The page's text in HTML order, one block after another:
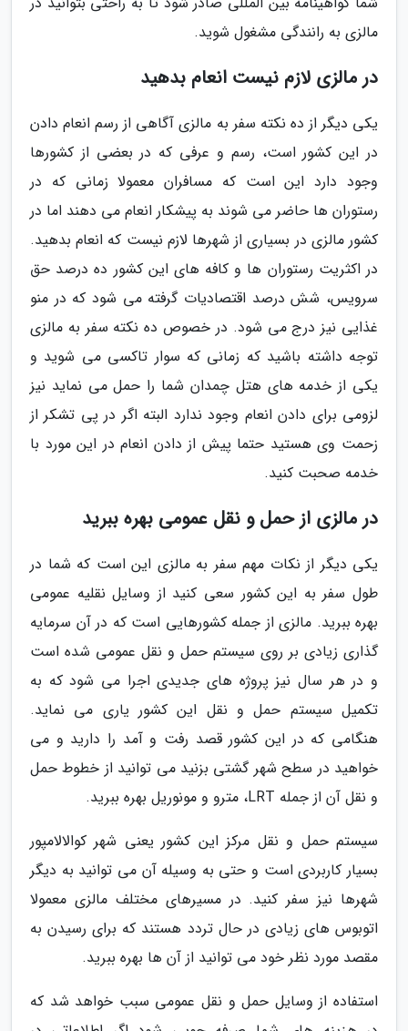
مالزی به رانندگی مشغول شوید.
در مالزی لازم نیست انعام بدهید
یکی دیگر از ده نکته سفر به مالزی آگاهی از رسم انعام دادن
در این کشور است، رسم و عرفی که در بعضی از کشورها
وجود دارد این است که مسافران معمولا زمانی که در
رستوران ها حاضر می شوند به پیشکار انعام می دهند اما در
کشور مالزی در بسیاری از شهرها لازم نیست که انعام بدهید.
در اکثریت رستوران ها و کافه های این کشور ده درصد حق
سرویس، شش درصد اقتصادیات گرفته می شود که در منو
غذایی نیز درج می شود. در خصوص ده نکته سفر به مالزی
توجه داشته باشید که زمانی که سوار تاکسی می شوید و
یکی از خدمه های هتل چمدان شما را حمل می نماید نیز
لزومی برای دادن انعام وجود ندارد البته اگر در پی تشکر از
زحمت وی هستید حتما پیش از دادن انعام در این مورد با
خدمه صحبت کنید.
در مالزی از حمل و نقل عمومی بهره ببرید
یکی دیگر از نکات مهم سفر به مالزی این است که شما در
طول سفر به این کشور سعی کنید از وسایل نقلیه عمومی
بهره ببرید. مالزی از جمله کشورهایی است که در آن سرمایه
گذاری زیادی بر روی سیستم حمل و نقل عمومی شده است
و در هر سال نیز پروژه های جدیدی اجرا می شود که به
تکمیل سیستم حمل و نقل این کشور یاری می نماید.
هنگامی که در این کشور قصد رفت و آمد را دارید و می
خواهید در سطح شهر گشتی بزنید می توانید از خطوط حمل
و نقل آن از جمله LRT، مترو و مونوریل بهره ببرید.
سیستم حمل و نقل مرکز این کشور یعنی شهر کوالالامپور
بسیار کاربردی است و حتی به وسیله آن می توانید به دیگر
شهرها نیز سفر کنید. در مسیرهای مختلف مالزی معمولا
اتوبوس های زیادی در حال تردد هستند که برای رسیدن به
مقصد مورد نظر خود می توانید از آن ها بهره ببرید.
استفاده از وسایل حمل و نقل عمومی سبب خواهد شد که